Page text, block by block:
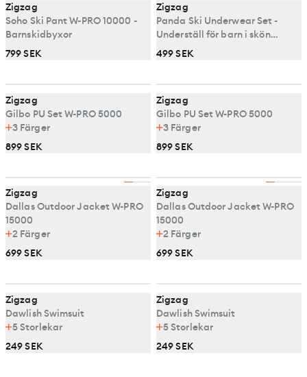
Zigzag
Soho Ski Pant W-PRO 10000 -
Barnskidbyxor
799 SEK
Zigzag
Panda Ski Underwear Set -
Underställ för barn i skön
bambu
499 SEK
Zigzag
Gilbo PU Set W-PRO 5000
3 Färger
899 SEK
Zigzag
Gilbo PU Set W-PRO 5000
3 Färger
899 SEK
Zigzag
Dallas Outdoor Jacket W-PRO
15000
2 Färger
699 SEK
Zigzag
Dallas Outdoor Jacket W-PRO
15000
2 Färger
699 SEK
Zigzag
Dawlish Swimsuit
5Storlekar
249 SEK
Zigzag
Dawlish Swimsuit
5Storlekar
249 SEK